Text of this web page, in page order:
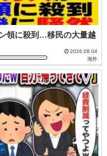
領に殺到…移民の大量越
2026.08.04
海外